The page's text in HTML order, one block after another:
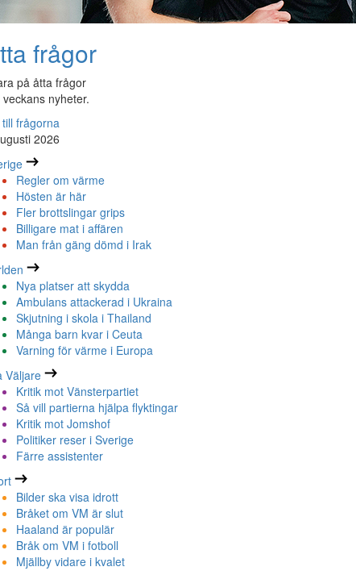
frågor
på åtta frågor
nyheter.
frågorna
2026
Regler om värme
Hösten är här
Fler brottslingar grips
Billigare mat i affären
Man från gäng dömd i Irak
Nya platser att skydda
Ambulans attackerad i Ukraina
Skjutning i skola i Thailand
Många barn kvar i Ceuta
Varning för värme i Europa
Väljare
Kritik mot Vänsterpartiet
Så vill partierna hjälpa flyktingar
Kritik mot Jomshof
Politiker reser i Sverige
Färre assistenter
Bilder ska visa idrott
Bråket om VM är slut
Haaland är populär
Bråk om VM i fotboll
Mjällby vidare i kvalet